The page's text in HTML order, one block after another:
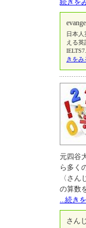
続きを
日本人
える
きをみ
元四谷
ら多く
〈さ
の算数
...続き
さん